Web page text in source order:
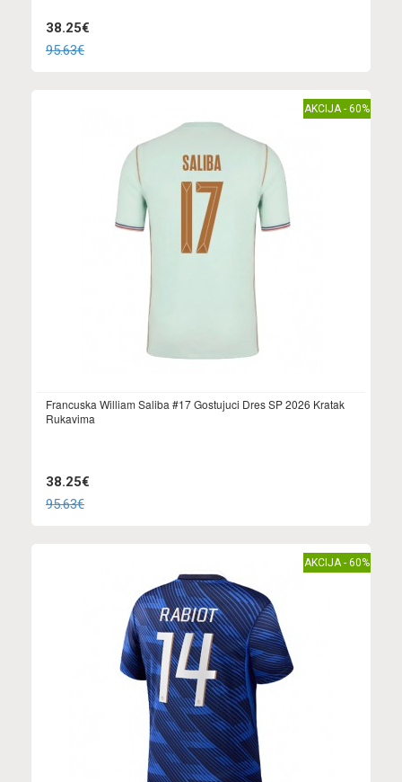
38.25€
95.63€
AKCIJA - 60%
Francuska William Saliba #17 Gostujuci Dres SP 2026 Kratak
Rukavima
38.25€
95.63€
AKCIJA - 60%